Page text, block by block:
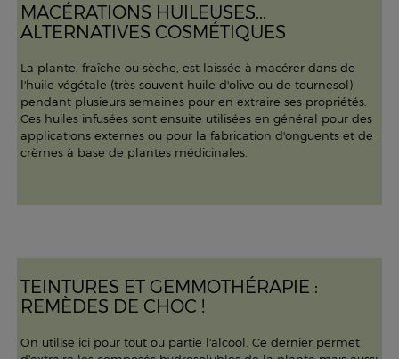
MACÉRATIONS HUILEUSES...
ALTERNATIVES COSMÉTIQUES
La plante, fraîche ou sèche, est laissée à macérer dans de
l'huile végétale (très souvent huile d'olive ou de tournesol)
pendant plusieurs semaines pour en extraire ses propriétés.
Ces huiles infusées sont ensuite utilisées en général pour des
applications externes ou pour la fabrication d'onguents et de
crèmes à base de plantes médicinales.
TEINTURES ET GEMMOTHÉRAPIE :
REMÈDES DE CHOC !
On utilise ici pour tout ou partie l'alcool. Ce dernier permet